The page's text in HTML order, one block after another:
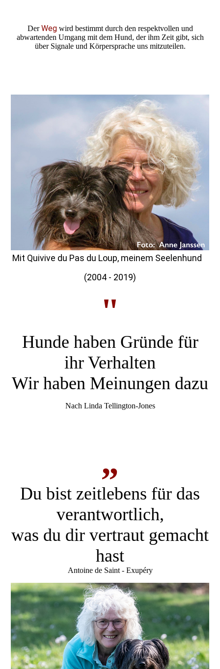
DerWegwird bestimmt durch den respekt­vollen und
abwarten­den Umgang mit dem Hund, der ihm Zeit gibt, sich
über Signale und Körper­sprache uns mitzuteilen.
Mit Quivive du Pas du Loup, meinem Seelenhund
(2004 - 2019)
"
Hunde haben Gründe für
ihr Ver­hal­ten
Wir haben Meinung­en dazu
Nach Linda Tellington-Jones
„
Du bist zeit­lebens für das
ver­ant­wort­lich,
was du dir ver­traut gemacht
hast
Antoine de Saint - Exupéry